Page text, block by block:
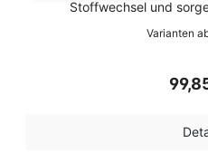
Stoffwechsel und
Varianten